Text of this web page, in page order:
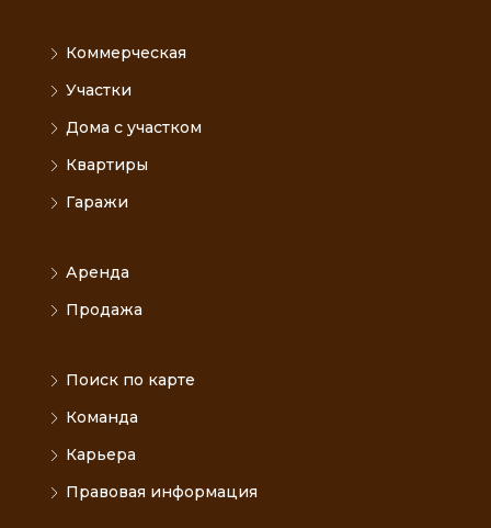
Коммерческая
Участки
Дома с участком
Квартиры
Гаражи
Аренда
Продажа
Поиск по карте
Команда
Карьера
Правовая информация